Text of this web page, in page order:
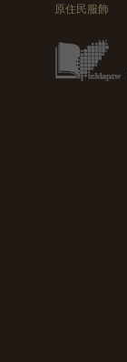
原住民服飾